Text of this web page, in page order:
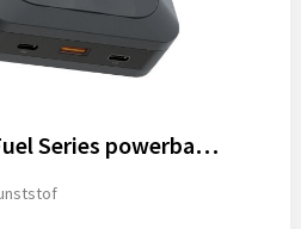
Xtorm FS5451 Fuel Series powerbank 45.000 mAh 67 W